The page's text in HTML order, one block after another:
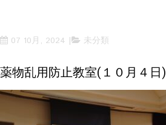
07 10月, 2024 未分類
薬物乱用防止教室(１０月４日)